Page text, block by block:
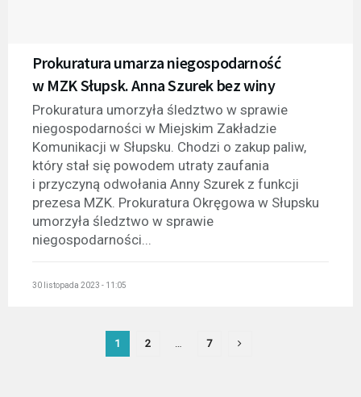
Prokuratura umarza niegospodarność
w MZK Słupsk. Anna Szurek bez winy
Prokuratura umorzyła śledztwo w sprawie
niegospodarności w Miejskim Zakładzie
Komunikacji w Słupsku. Chodzi o zakup paliw,
który stał się powodem utraty zaufania
i przyczyną odwołania Anny Szurek z funkcji
prezesa MZK. Prokuratura Okręgowa w Słupsku
umorzyła śledztwo w sprawie
niegospodarności...
30 listopada 2023 - 11:05
1 2 … 7